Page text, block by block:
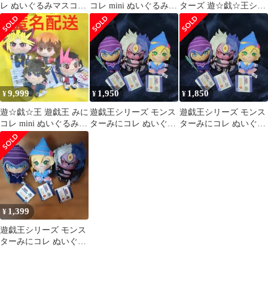
レ ぬいぐるみマスコッ
ト 全6種コンプリート
セット
コレ mini ぬいぐるみ
マスコット 全4種セッ
ト
ターズ 遊☆戯☆王シリ
ーズモンスター みにコ
レ！ぬいぐるみ
¥9,999
遊☆戯☆王 遊戯王 みに
コレ mini ぬいぐるみ
マスコット 全4種
¥ 1,950
遊戯王シリーズ モンス
ターみにコレ ぬいぐる
¥ 1,850
遊戯王シリーズ モンス
ターみにコレ ぬいぐる
¥ 1,399
遊戯王シリーズ モンス
ターみにコレ ぬいぐる